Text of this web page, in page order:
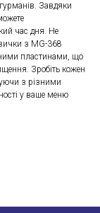
Завдяки
час дня. Не
з MG-368
пластинами, що
Зробіть кожен
з різними
у ваше меню